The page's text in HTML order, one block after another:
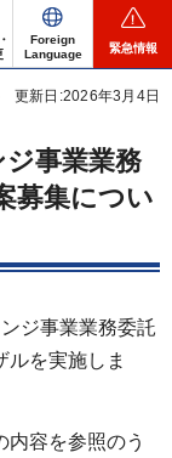
Foreign
Language
緊急情報
更新日:2026年3月4日
ジ事業業務
募集につい
ジ事業業務委託
ルを実施しま
容を参照のう